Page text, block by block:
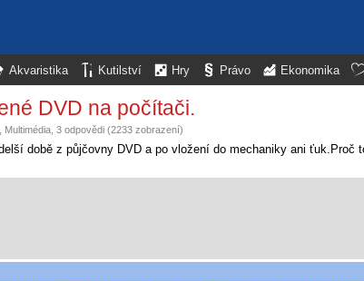
Akvaristika Kutilství Hry Právo Ekonomika
DVD na počítači.
Multimédia , 3 odpovědi (2233 zobrazení)
době z půjčovny DVD a po vložení do mechaniky ani ťuk.Proč